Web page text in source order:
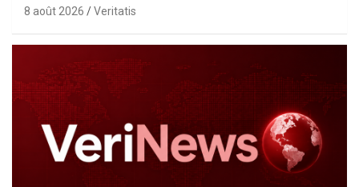
8 août 2026 Veritatis